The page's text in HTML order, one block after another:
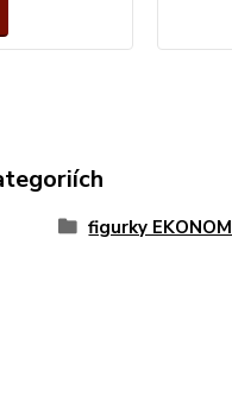
figurky EKONOM